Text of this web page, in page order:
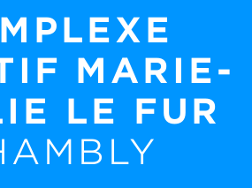
MARIE-
LE FUR